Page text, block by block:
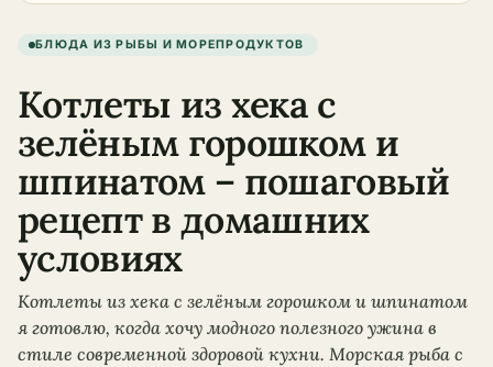
БЛЮДА ИЗ РЫБЫ И МОРЕПРОДУКТОВ
Котлеты из хека с
зелёным горошком и
шпинатом – пошаговый
рецепт в домашних
условиях
Котлеты из хека с зелёным горошком и шпинатом
я готовлю, когда хочу модного полезного ужина в
стиле современной здоровой кухни. Морская рыба с